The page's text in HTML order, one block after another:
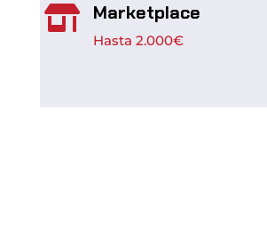
 Marketplace
Hasta 2.000€